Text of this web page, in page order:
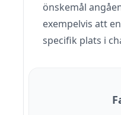
önskemål
exempelvis att
specifik plats i